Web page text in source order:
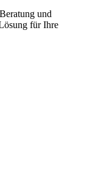
und
für Ihre